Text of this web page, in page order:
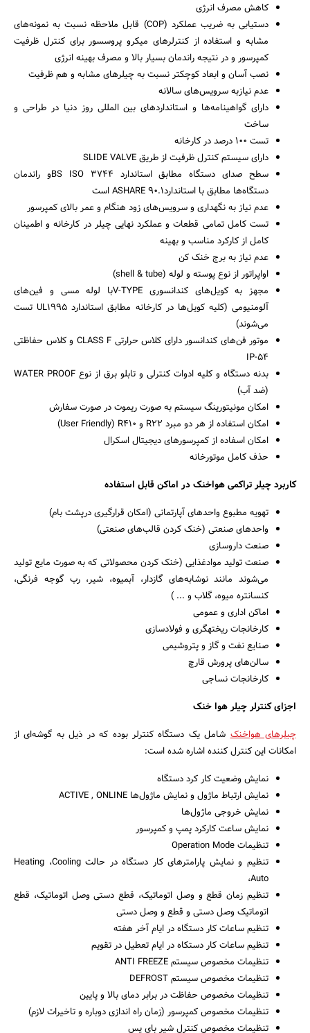
جستجو
کاهش مصرف انرژی
دستیابی به ضریب عملکرد (COP) قابل ملاحظه نسبت به نمونه‌های
مشابه و استفاده از کنترلرهای میکرو پروسسور برای کنترل ظرفیت
کمپرسور و در نتیجه راندمان بسیار بالا و مصرف بهینه انرژی
نصب آسان و ابعاد کوچکتر نسبت به چیلرهای مشابه و هم ظرفیت
عدم نیازبه سرویس‌های سالانه
دارای گواهینامه‌ها و استانداردهای بین المللی روز دنیا در طراحی و
ساخت
تست 100 درصد در کارخانه
دارای سیستم کنترل ظرفیت از طریق SLIDE VALVE
سطح صدای دستگاه مطابق استاندارد BS ISO 3744و راندمان
دستگاه‌ها مطابق با استانداردASHARE 90.1 است
عدم نیاز به نگهداری و سرویس‌های زود هنگام و عمر بالای کمپرسور
تست کامل تمامی قطعات و عملکرد نهایی چیلر در کارخانه و اطمینان
کامل از کارکرد مناسب و بهینه
عدم نیاز به برج خنک کن
اواپراتور از نوع پوسته و لوله (shell & tube)
مجهز به کویل‌های کندانسوری V-TYPEبا لوله مسی و فین‌های
آلومنیومی (کلیه کویل‌ها در کارخانه مطابق استاندارد UL1995 تست
می‌شوند)
موتور فن‌های کندانسور دارای کلاس حرارتی CLASS F و کلاس حفاظتی
IP-54
بدنه دستگاه و کلیه ادوات کنترلی و تابلو برق از نوع WATER PROOF
(ضد آب)
امکان مونیتورینگ سیستم به صورت ریموت در صورت سفارش
امکان استفاده از هر دو مبرد R22 و User Friendly) R410)
امکان اسفاده از کمپرسورهای دیجیتال اسکرال
حذف کامل موتورخانه
کاربرد چیلر تراکمی هواخنک در اماکن قابل استفاده
تهویه مطبوع واحدهای آپارتمانی (امکان قرارگیری درپشت بام)
واحدهای صنعتی (خنک کردن قالب‌های صنعتی)
صنعت داروسازی
صنعت تولید موادغذایی (خنک کردن محصولاتی که به صورت مایع تولید
می‌شوند مانند نوشابه‌های گازدار، آبمیوه، شیر، رب گوجه فرنگی،
کنسانتره میوه، گلاب و ... )
اماکن اداری و عمومی
کارخانجات ریختهگری و فولادسازی
صنایع نفت و گاز و پتروشیمی
سالن‌های پرورش قارچ
کارخانجات نساجی
اجزای کنترلر چیلر هوا خنک
چیلرهای هواخنکشامل یک دستگاه کنترلر بوده که در ذیل به گوشه‌ای از
امکانات این کنترل کننده اشاره شده است:
نمایش وضعیت کار کرد دستگاه
نمایش ارتباط ماژول و نمایش ماژول‌ها ACTIVE , ONLINE
نمایش خروجی ماژول‌ها
نمایش ساعت کارکرد پمپ و کمپرسور
تنظیمات Operation Mode
تنظیم و نمایش پارامترهای کار دستگاه در حالت Heating ،Cooling
،Auto
تنظیم زمان قطع و وصل اتوماتیک، قطع دستی وصل اتوماتیک، قطع
اتوماتیک وصل دستی و قطع و وصل دستی
تنظیم ساعات کار دستگاه در ایام آخر هفته
تنظیم ساعات کار دستکاه در ایام تعطیل در تقویم
تنظیمات مخصوص سیستم ANTI FREEZE
تنظیمات مخصوص سیستم DEFROST
تنظیمات مخصوص حفاظت در برابر دمای بالا و پایین
تنظیمات مخصوص کمپرسور (زمان راه اندازی دوباره و تاخیرات لازم)
تنظیمات مخصوص کنترل شیر بای پس